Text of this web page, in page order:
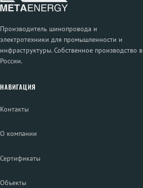
Производитель шинопровода и
электротехники для промышленности и
инфраструктуры. Собственное производство в
России.
НАВИГАЦИЯ
Контакты
О компании
Сертификаты
Объекты